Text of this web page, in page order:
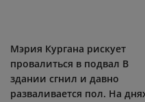
Мэрия Кургана рискует
провалиться в подвал В
здании сгнил и давно
разваливается пол. На